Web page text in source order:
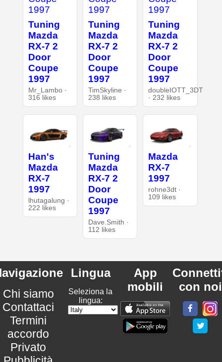
Tuning
Mazda
RX-7 2
Door
Coupe
1997
Mr_Lambo ·
316 likes
Tuning
Mazda
RX-7 2
Door
Coupe
1997
TimSkyline ·
238 likes
Tuning
Mazda
RX-7 2
Door
Coupe
1997
doubleIOTT_3DT
· 232 likes
Han's
Mazda
RX-7
1997
lhutagalung ·
222 likes
Tuning
Mazda
RX-7 2
Door
Coupe
1997
Dave.Smith ·
112 likes
Mazda
RX-7
1997
rohne3dt ·
109 likes
Chi siamo
Contattaci
Termini
accordo
Privato
Lingua
Seleziona la
lingua:
App
mobili
con noi